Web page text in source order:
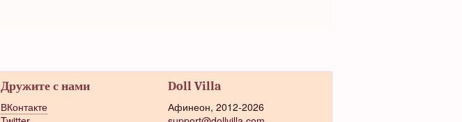
Дружите с нами
ВКонтакте
Doll Villa
Афинеон, 2012-2026